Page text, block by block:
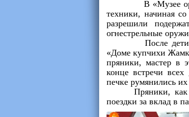
В «Музее
техники, начиная
разрешили
огнестрельные
После дети
«Доме купчихи
пряники, мастер в
конце встречи
печке румянились
Пряники, как и
поездки за вклад в